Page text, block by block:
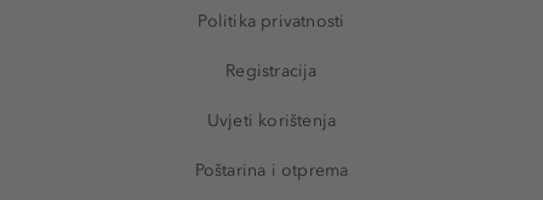
Politika privatnosti
Registracija
Uvjeti korištenja
Poštarina i otprema